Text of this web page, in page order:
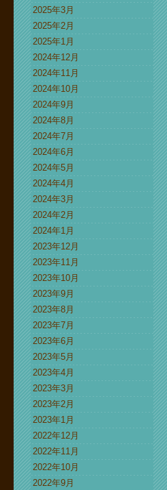
2025年3月
2025年2月
2025年1月
2024年12月
2024年11月
2024年10月
2024年9月
2024年8月
2024年7月
2024年6月
2024年5月
2024年4月
2024年3月
2024年2月
2024年1月
2023年12月
2023年11月
2023年10月
2023年9月
2023年8月
2023年7月
2023年6月
2023年5月
2023年4月
2023年3月
2023年2月
2023年1月
2022年12月
2022年11月
2022年10月
2022年9月